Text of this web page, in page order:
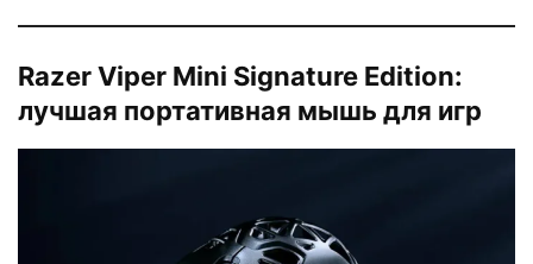
Razer Viper Mini Signature Edition:
лучшая портативная мышь для игр